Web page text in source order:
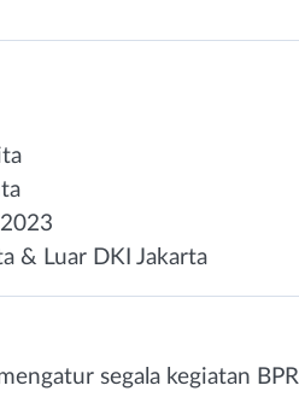
& Luar DKI Jakarta
segala kegiatan BPR